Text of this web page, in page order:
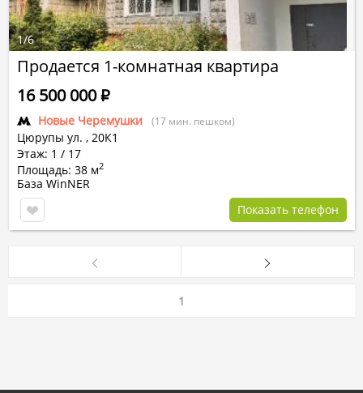
Продается 1-комнатная квартира
Новые Черемушки (17 мин. пешком)
Цюрупы ул. , 20К1
Этаж: 1 / 17
Площадь: 38 м2
16 500 000Р
База WinNER
Показать телефон
1/6
1